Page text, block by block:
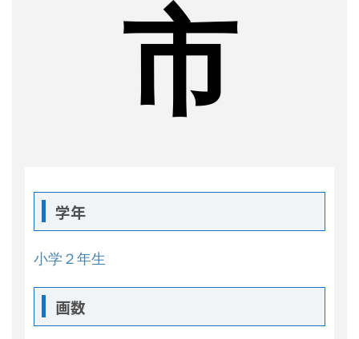
市
学年
小学２年生
画数